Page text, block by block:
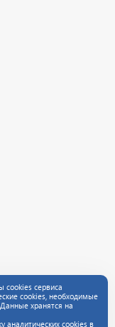
cookies сервиса
cookies, необходимые
хранятся на
аналитических cookies в